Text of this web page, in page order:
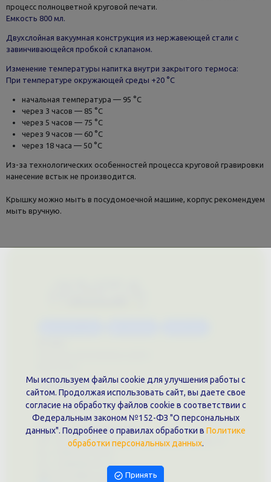
процесс полноцветной круговой печати.
Емкость 800 мл.
Двухслойная вакуумная конструкция из нержавеющей стали с
завинчивающейся пробкой с клапаном.
Изменение температуры напитка внутри закрытого термоса:
При температуре окружающей среды +20 °С
начальная температура — 95 °С
через 3 часов — 85 °С
через 5 часов — 75 °С
через 9 часов — 60 °С
через 18 часа — 50 °С
Из-за технологических особенностей процесса круговой гравировки
нанесение встык не производится.
Крышку можно мыть в посудомоечной машине, корпус рекомендуем
мыть вручную.
Документы
Политика обработки персональных данных
Публичная оферта
Контакты филиала
г. Краснодар, ул. Шоссе Нефтяников, 28, оф. 51
+7 (909)466-00-16
9457070@krd-print.ru
Мы используем файлы cookie для улучшения работы с
сайтом. Продолжая использовать сайт, вы даете свое
согласие на обработку файлов cookie в соответствии с
Федеральным законом №152-ФЗ "О персональных
данных". Подробнее о правилах обработки в Политике
обработки персональных данных.
Принять